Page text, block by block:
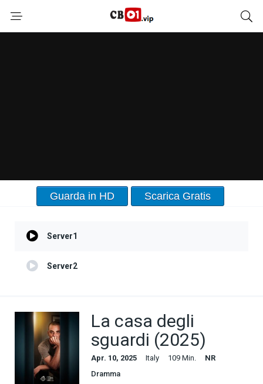
Guarda in HD Scarica Gratis
Server1
Server2
La casa degli
sguardi (2025)
Apr. 10, 2025 Italy 109 Min.
NR
Dramma